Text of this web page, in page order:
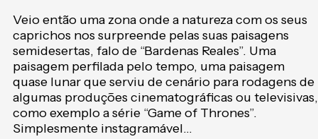
Veio então uma zona onde a natureza com os seus
caprichos nos surpreende pelas suas paisagens
semidesertas, falo de “Bardenas Reales”. Uma
paisagem perfilada pelo tempo, uma paisagem
quase lunar que serviu de cenário para rodagens de
algumas produções cinematográficas ou televisivas,
como exemplo a série “Game of Thrones”.
Simplesmente instagramável…